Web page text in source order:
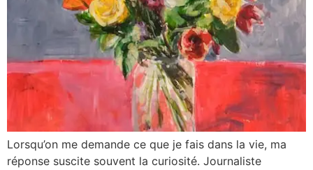
Lorsqu’on me demande ce que je fais dans la vie, ma
réponse suscite souvent la curiosité. Journaliste